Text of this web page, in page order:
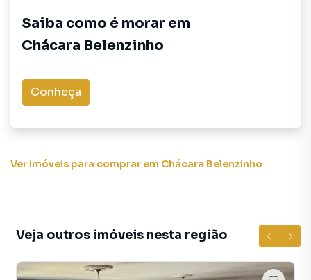
tendo como consequência uma maior chance de vender ou
alugar seu imóvel mais rápido. Contamos também com um
time de programadores, corretores treinados e uma
proprietários e inquilinos.
Saiba como é morar em
Chácara Belenzinho
Conheça
Ver imóveis para comprar em Chácara Belenzinho
Veja outros imóveis nesta região